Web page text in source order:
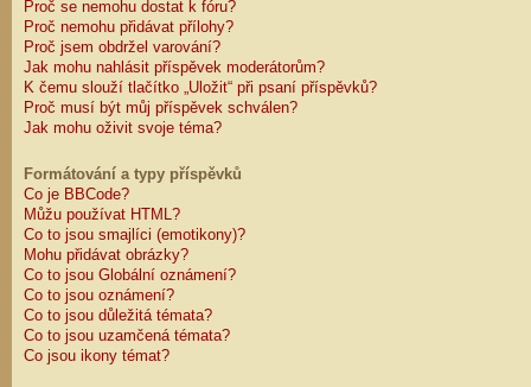
Proč se nemohu dostat k fóru?
Proč nemohu přidávat přílohy?
Proč jsem obdržel varování?
Jak mohu nahlásit příspěvek moderátorům?
K čemu slouží tlačítko „Uložit“ při psaní příspěvků?
Proč musí být můj příspěvek schválen?
Jak mohu oživit svoje téma?
Formátování a typy příspěvků
Co je BBCode?
Můžu používat HTML?
Co to jsou smajlíci (emotikony)?
Mohu přidávat obrázky?
Co to jsou Globální oznámení?
Co to jsou oznámení?
Co to jsou důležitá témata?
Co to jsou uzamčená témata?
Co jsou ikony témat?